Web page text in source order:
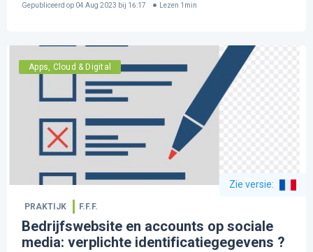
Gepubliceerd op 04 Aug 2023 bij 16:17 Lezen 1 min
Apps, Cloud & Digital
Zie versie:
PRAKTIJK F.F.F.
Bedrijfswebsite en accounts op sociale
media: verplichte identificatiegegevens ?